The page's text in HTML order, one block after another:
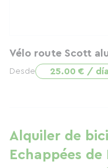
Vélo route Scott
Desde 25.00 € / día
Alquiler de
Echappées